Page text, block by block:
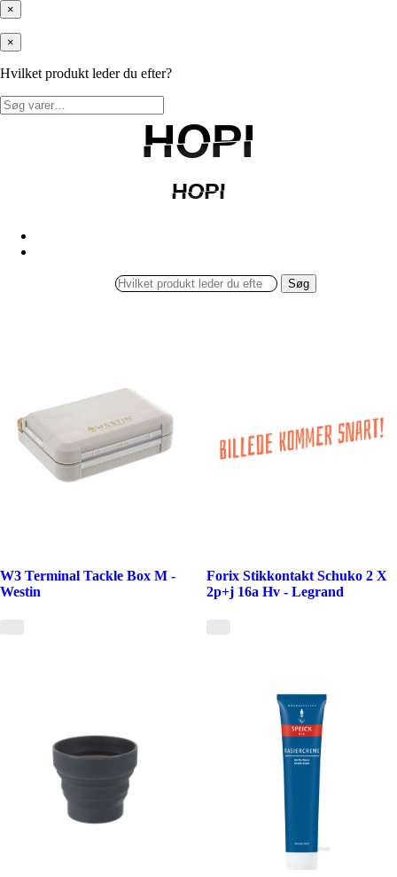
×
×
Hvilket produkt leder du efter?
Søg
efter:
HOPI
HOPI
HOPI
HOPI
Søg
W3 Terminal Tackle Box M -
Westin
Forix Stikkontakt Schuko 2 X
2p+j 16a Hv - Legrand